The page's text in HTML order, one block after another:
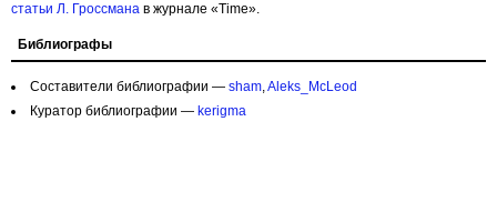
статьи Л. Гроссмана в журнале «Time».
Библиографы
Составители библиографии — sham,Aleks_McLeod
Куратор библиографии — kerigma